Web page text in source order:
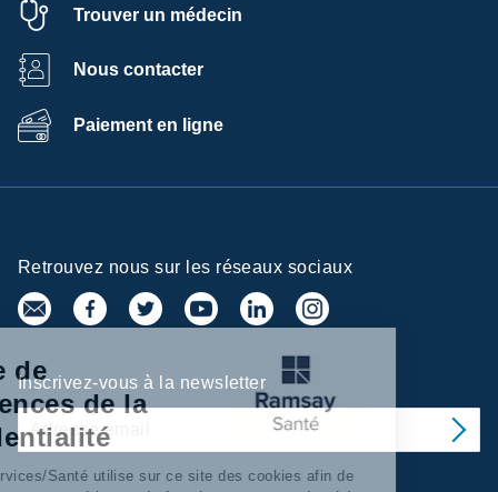
Trouver un médecin
Nous contacter
Paiement en ligne
Retrouvez nous sur les réseaux sociaux
Inscrivez-vous à la newsletter
Centre de
préférences de la
confidentialité
Ramsay Services/Santé utilise sur ce site des cookies afin de